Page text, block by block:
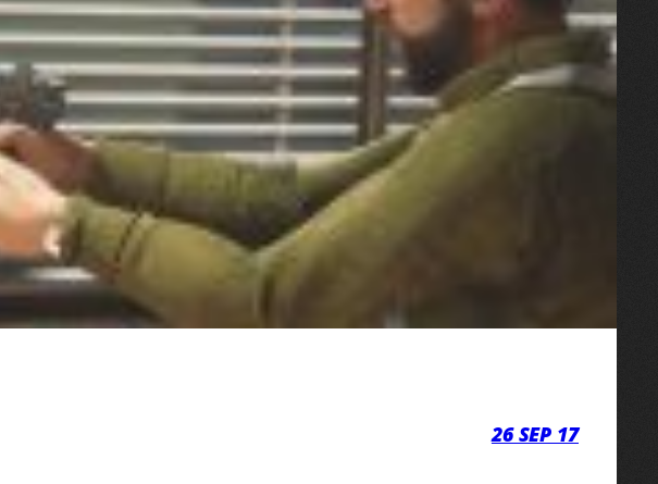
26 SEP 17